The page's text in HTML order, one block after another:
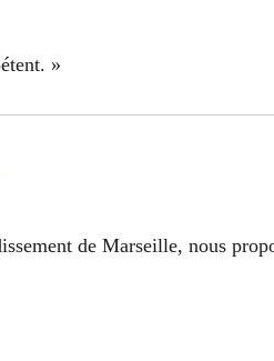
»
de Marseille, nous